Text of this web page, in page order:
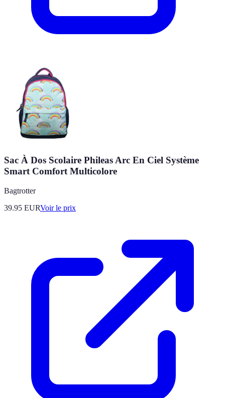
Sac À Dos Scolaire Phileas Arc En Ciel Système
Smart Comfort Multicolore
Bagtrotter
39.95 EURVoir le prix